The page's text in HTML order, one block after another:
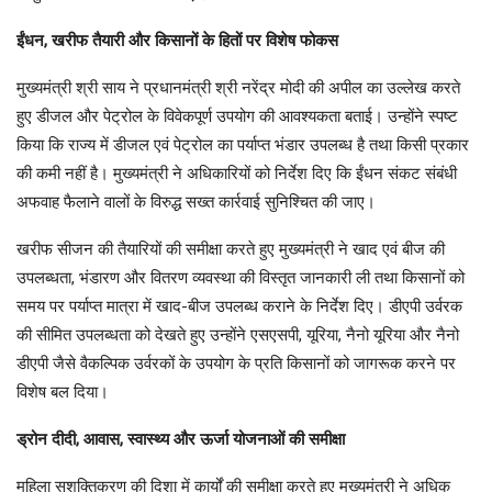
ईंधन, खरीफ तैयारी और किसानों के हितों पर विशेष फोकस
मुख्यमंत्री श्री साय ने प्रधानमंत्री श्री नरेंद्र मोदी की अपील का उल्लेख करते
हुए डीजल और पेट्रोल के विवेकपूर्ण उपयोग की आवश्यकता बताई। उन्होंने स्पष्ट
किया कि राज्य में डीजल एवं पेट्रोल का पर्याप्त भंडार उपलब्ध है तथा किसी प्रकार
की कमी नहीं है। मुख्यमंत्री ने अधिकारियों को निर्देश दिए कि ईंधन संकट संबंधी
अफवाह फैलाने वालों के विरुद्ध सख्त कार्रवाई सुनिश्चित की जाए।
खरीफ सीजन की तैयारियों की समीक्षा करते हुए मुख्यमंत्री ने खाद एवं बीज की
उपलब्धता, भंडारण और वितरण व्यवस्था की विस्तृत जानकारी ली तथा किसानों को
समय पर पर्याप्त मात्रा में खाद-बीज उपलब्ध कराने के निर्देश दिए। डीएपी उर्वरक
की सीमित उपलब्धता को देखते हुए उन्होंने एसएसपी, यूरिया, नैनो यूरिया और नैनो
डीएपी जैसे वैकल्पिक उर्वरकों के उपयोग के प्रति किसानों को जागरूक करने पर
विशेष बल दिया।
ड्रोन दीदी, आवास, स्वास्थ्य और ऊर्जा योजनाओं की समीक्षा
महिला सशक्तिकरण की दिशा में कार्यों की समीक्षा करते हुए मुख्यमंत्री ने अधिक